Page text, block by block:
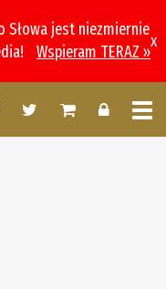
Słowa jest niezmiernie
Wspieram TERAZ »
x